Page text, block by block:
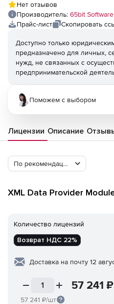
Нет отзывов
Производитель: 65bit Software
Прайс-лист
Скопировать
Доступно только
предназначено для личных,
нужд, не связанных с
предпринимательской
Поможем с выбором
Лицензии Описание
По рекомендации Softline
XML Data Provider
Количество лицензий
Возврат НДС 22%
Доставка на почту 12
57 241 ₽/шт
57 241 ₽